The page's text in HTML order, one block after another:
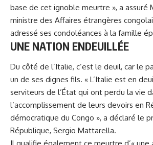
base de cet ignoble meurtre », a assuré
ministre des Affaires étrangères
adressé ses condoléances à la famille
UNE NATION ENDEUILLÉE
Du côté de l’Italie, c’est le deuil, car le
un de ses dignes fils. « L’Italie est en
serviteurs de l’État qui ont perdu la vie
l’accomplissement de leurs devoirs en
démocratique du Congo », a déclaré le
République, Sergio Mattarella.
Il qualifie également ce meurtre d’« une